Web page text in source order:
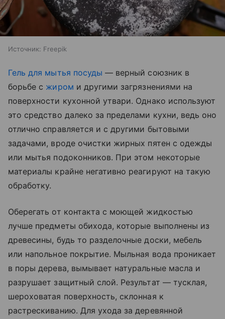
Источник: Freepik
Гель для мытья посуды — верный союзник в
борьбе с жиром и другими загрязнениями на
поверхности кухонной утвари. Однако используют
это средство далеко за пределами кухни, ведь оно
отлично справляется и с другими бытовыми
задачами, вроде очистки жирных пятен с одежды
или мытья подоконников. При этом некоторые
материалы крайне негативно реагируют на такую
обработку.
Оберегать от контакта с моющей жидкостью
лучше предметы обихода, которые выполнены из
древесины, будь то разделочные доски, мебель
или напольное покрытие. Мыльная вода проникает
в поры дерева, вымывает натуральные масла и
разрушает защитный слой. Результат — тусклая,
шероховатая поверхность, склонная к
растрескиванию. Для ухода за деревянной